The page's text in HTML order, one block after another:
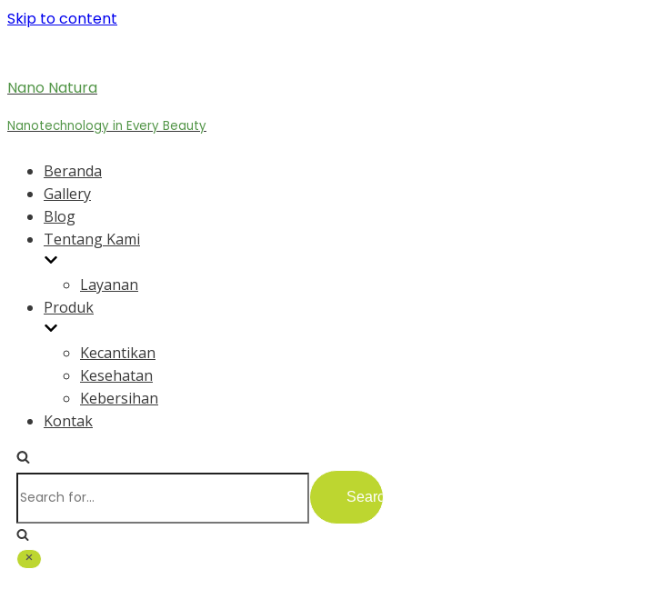
Skip to content
Nano Natura
Nanotechnology in Every Beauty
Beranda
Gallery
Blog
Tentang Kami
Layanan
Produk
Kecantikan
Kesehatan
Kebersihan
Kontak
Search
for...